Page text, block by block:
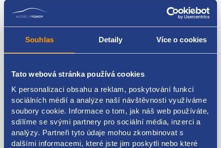
Souhlas Detaily Více o cookies
Tato webová stránka používá cookies
K personalizaci obsahu a reklam, poskytování funkcí
sociálních médií a analýze naší návštěvnosti využíváme
soubory cookie. Informace o tom, jak náš web používáte,
sdílíme se svými partnery pro sociální média, inzerci a
analýzy. Partneři tyto údaje mohou zkombinovat s
dalšími informacemi, které jste jim poskytli nebo které
klika otevírání kapoty
Fiat
735516979
Kódy produktu
735516979